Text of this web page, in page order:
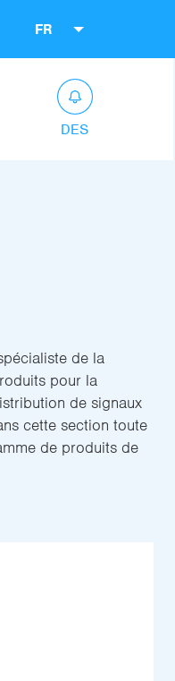
FR
DES
de la
pour la
de signaux
cette section toute
de produits de